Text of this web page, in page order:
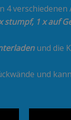
stumpf, 1 x auf
und die
und